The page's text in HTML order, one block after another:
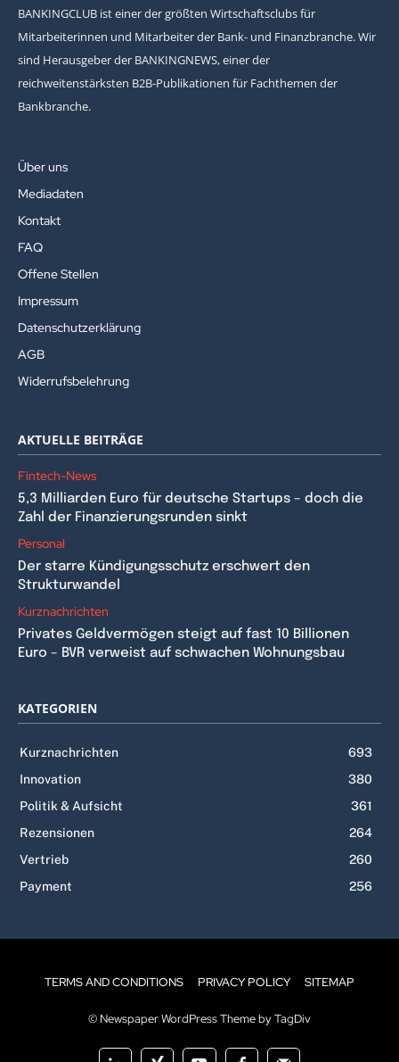
BANKINGCLUB ist einer der größten Wirtschaftsclubs für
Mitarbeiterinnen und Mitarbeiter der Bank- und Finanzbranche. Wir
sind Herausgeber der BANKINGNEWS, einer der
reichweitenstärksten B2B-Publikationen für Fachthemen der
Bankbranche.
Über uns
Mediadaten
Kontakt
FAQ
Offene Stellen
Impressum
Datenschutzerklärung
AGB
Widerrufsbelehrung
AKTUELLE BEITRÄGE
Fintech-News
5,3 Milliarden Euro für deutsche Startups – doch die
Zahl der Finanzierungsrunden sinkt
Personal
Der starre Kündigungsschutz erschwert den
Strukturwandel
Kurznachrichten
Privates Geldvermögen steigt auf fast 10 Billionen
Euro – BVR verweist auf schwachen Wohnungsbau
KATEGORIEN
Kurznachrichten
693
Innovation
380
Politik & Aufsicht
361
Rezensionen
264
Vertrieb
260
Payment
256
TERMS AND CONDITIONS PRIVACY POLICY SITEMAP
© Newspaper WordPress Theme by TagDiv